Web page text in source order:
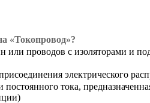
«Токопровод»?
проводов с изоляторами и
электрического
постоянного тока,